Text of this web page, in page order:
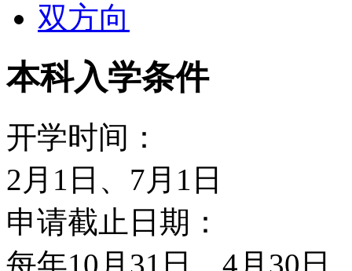
硕士学位（Mater
Technology）。GACC
于澳大利亚三年本科的
的英语水平必须达到雅
际贸易硕士学位（Mater
学硕士学位（Mater of
双方向
本科入学条件
开学时间：
2月1日、7月1日
申请截止日期：
每年10月31日、4月30日